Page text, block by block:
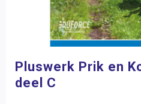
Pluswerk Prik en
deel C